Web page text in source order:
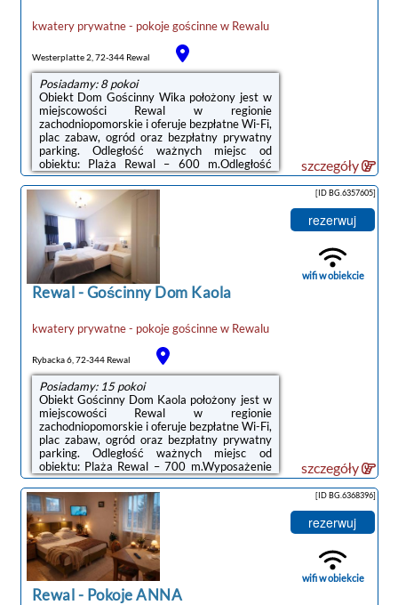
noclegi Rewal
kwatery prywatne - pokoje gościnnew Rewalu
Westerplatte 2, 72-344 Rewal
Posiadamy: 8 pokoi
Obiekt Dom Gościnny Wika położony jest w
miejscowości Rewal w regionie
zachodniopomorskie i oferuje bezpłatne Wi-Fi,
plac zabaw, ogród oraz bezpłatny prywatny
parking. Odległość ważnych miejsc od
obiektu: Plaża Rewal – 600 m.Odległość
ważnych miejsc od obiektu: PKP Kołobrzeg –
48 km, Molo w Kołobrzegu – 49 km.Doba
hotelowa od godziny 14:00 do 09:30.W
obiekcie obowiązuje zakaz organizowania
wieczorów panieńskich, kawalerskich
itp.Prosimy o wcześniejsze poinformowanie
obiektu o planowanej godzinie przyjazdu. Aby
to zrobić, możesz wpisać treść prośby w
miejscu na ...
szczegóły
Rewal-Gościnny Dom Kaola
kwatery prywatne - pokoje gościnnew Rewalu
Rybacka 6, 72-344 Rewal
Posiadamy: 15 pokoi
Obiekt Gościnny Dom Kaola położony jest w
miejscowości Rewal w regionie
zachodniopomorskie i oferuje bezpłatne Wi-Fi,
plac zabaw, ogród oraz bezpłatny prywatny
parking. Odległość ważnych miejsc od
obiektu: Plaża Rewal – 700 m.Wyposażenie
obejmuje również lodówkę i czajnik.Na
terenie obiektu Gościnny Dom Kaola znajduje
się sprzęt do grillowania.Odległość ważnych
miejsc od obiektu: PKP Kołobrzeg – 49 km,
Molo w Kołobrzegu – 49 km.Doba hotelowa
od godziny 14:00 do 10:00.Prosimy o
wcześniejsze poinformowanie obiektu o
planowanej godzinie przyjazdu. Aby to zrobić,
możesz ...
[ID BG.6357605]
rezerwuj
wifi w obiekcie
szczegóły
Rewal- Pokoje ANNA
[ID BG.6368396]
rezerwuj
wifi w obiekcie